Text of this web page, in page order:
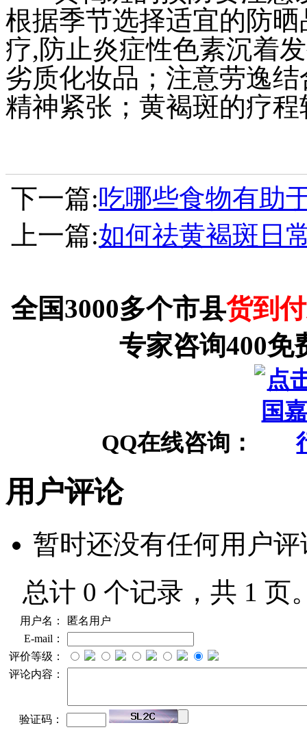
根据季节选择适宜的防
疗,防止炎症性色素沉着
劣质化妆品；注意劳逸
精神紧张；黄褐斑的疗
下一篇:吃哪些食物有助
上一篇:如何祛黄褐斑日
全国3000多个市县货到
专家咨询400免
QQ在线咨询：
用户评论
暂时还没有任何用户评
总计 0 个记录，共 1 页
用户名：
匿名用户
E-mail：
评价等级：
评论内容：
验证码：